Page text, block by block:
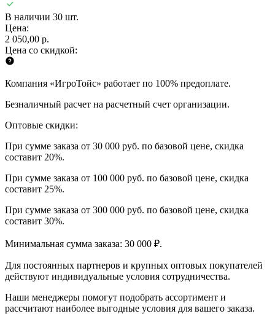
В наличии 30 шт.
Цена:
2 050,00 р.
Цена со скидкой:
Компания «ИгроТойс» работает по 100% предоплате.
Безналичный расчет на расчетный счет организации.
Оптовые скидки:
При сумме заказа от 30 000 руб. по базовой цене, скидка
составит 20%.
При сумме заказа от 100 000 руб. по базовой цене, скидка
составит 25%.
При сумме заказа от 300 000 руб. по базовой цене, скидка
составит 30%.
Минимальная сумма заказа: 30 000 ₽.
Для постоянных партнеров и крупных оптовых покупателей
действуют индивидуальные условия сотрудничества.
Наши менеджеры помогут подобрать ассортимент и
рассчитают наиболее выгодные условия для вашего заказа.